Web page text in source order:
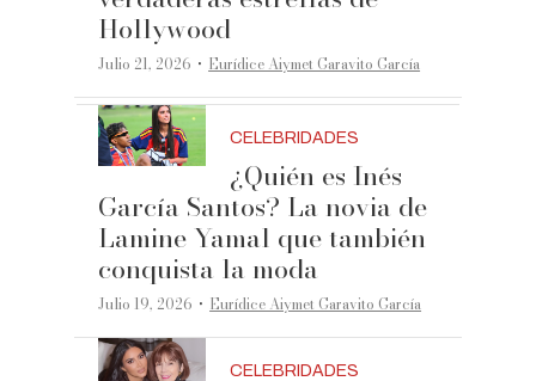
Hollywood
Julio 21, 2026 ·Eurídice Aiymet Garavito García
CELEBRIDADES
¿Quién es Inés
García Santos? La novia de
Lamine Yamal que también
conquista la moda
Julio 19, 2026 ·Eurídice Aiymet Garavito García
CELEBRIDADES